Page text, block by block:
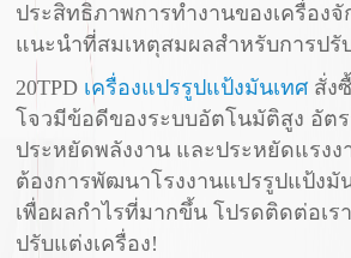
ประสิทธิภาพการทำงานของเครื่อง
แนะนำที่สมเหตุสมผลสำหรับการปรั
20TPD เครื่องแปรรูปแป้งมันเทศ สั่ง
โจวมีข้อดีของระบบอัตโนมัติสูง อัต
ประหยัดพลังงาน และประหยัดแรง
ต้องการพัฒนาโรงงานแปรรูปแป้งมั
เพื่อผลกำไรที่มากขึ้น โปรดติดต่อเร
ปรับแต่งเครื่อง!